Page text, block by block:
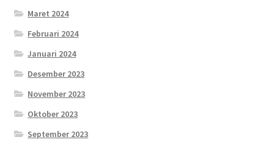
Maret 2024
Februari 2024
Januari 2024
Desember 2023
November 2023
Oktober 2023
September 2023